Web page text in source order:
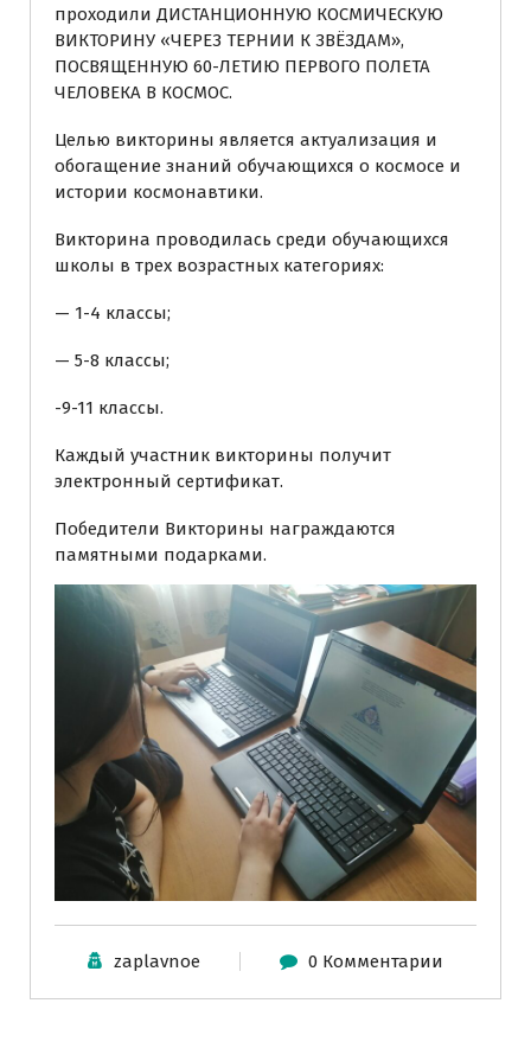
проходили ДИСТАНЦИОННУЮ КОСМИЧЕСКУЮ
ВИКТОРИНУ «ЧЕРЕЗ ТЕРНИИ К ЗВЁЗДАМ»,
ПОСВЯЩЕННУЮ 60-ЛЕТИЮ ПЕРВОГО ПОЛЕТА
ЧЕЛОВЕКА В КОСМОС.
Целью викторины является актуализация и
обогащение знаний обучающихся о космосе и
истории космонавтики.
Викторина проводилась среди обучающихся
школы в трех возрастных категориях:
— 1-4 классы;
— 5-8 классы;
-9-11 классы.
Каждый участник викторины получит
электронный сертификат.
Победители Викторины награждаются
памятными подарками.
zaplavnoe 0 Комментарии